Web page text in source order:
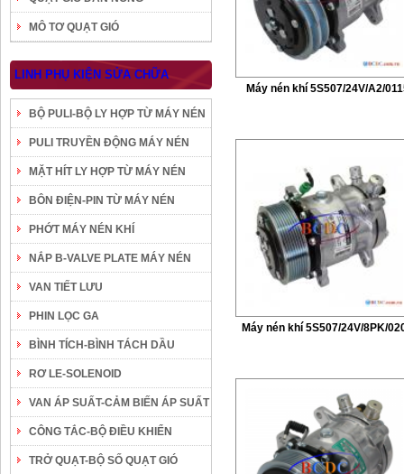
MÔ TƠ QUẠT GIÓ
LINH PHỤ KIỆN SỬA CHỮA
BỘ PULI-BỘ LY HỢP TỪ MÁY NÉN
PULI TRUYỀN ĐỘNG MÁY NÉN
MẶT HÍT LY HỢP TỪ MÁY NÉN
BÔN ĐIỆN-PIN TỪ MÁY NÉN
PHỚT MÁY NÉN KHÍ
NẮP B-VALVE PLATE MÁY NÉN
VAN TIẾT LƯU
PHIN LỌC GA
BÌNH TÍCH-BÌNH TÁCH DẦU
RƠ LE-SOLENOID
VAN ÁP SUẤT-CẢM BIẾN ÁP SUẤT
CÔNG TẮC-BỘ ĐIỀU KHIỂN
TRỞ QUẠT-BỘ SỐ QUẠT GIÓ
Máy nén khí 5S507/24V/A2/
Máy nén khí 5S507/24V/8PK/